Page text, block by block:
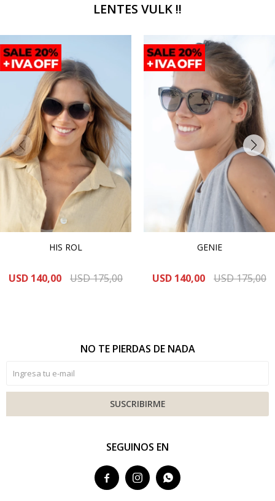
LENTES VULK !!
HIS ROL
USD 140,00 USD175,00
GENIE
USD 140,00 USD175,00
SEGUINOS EN
  
NO TE PIERDAS DE NADA
SUSCRIBIRME